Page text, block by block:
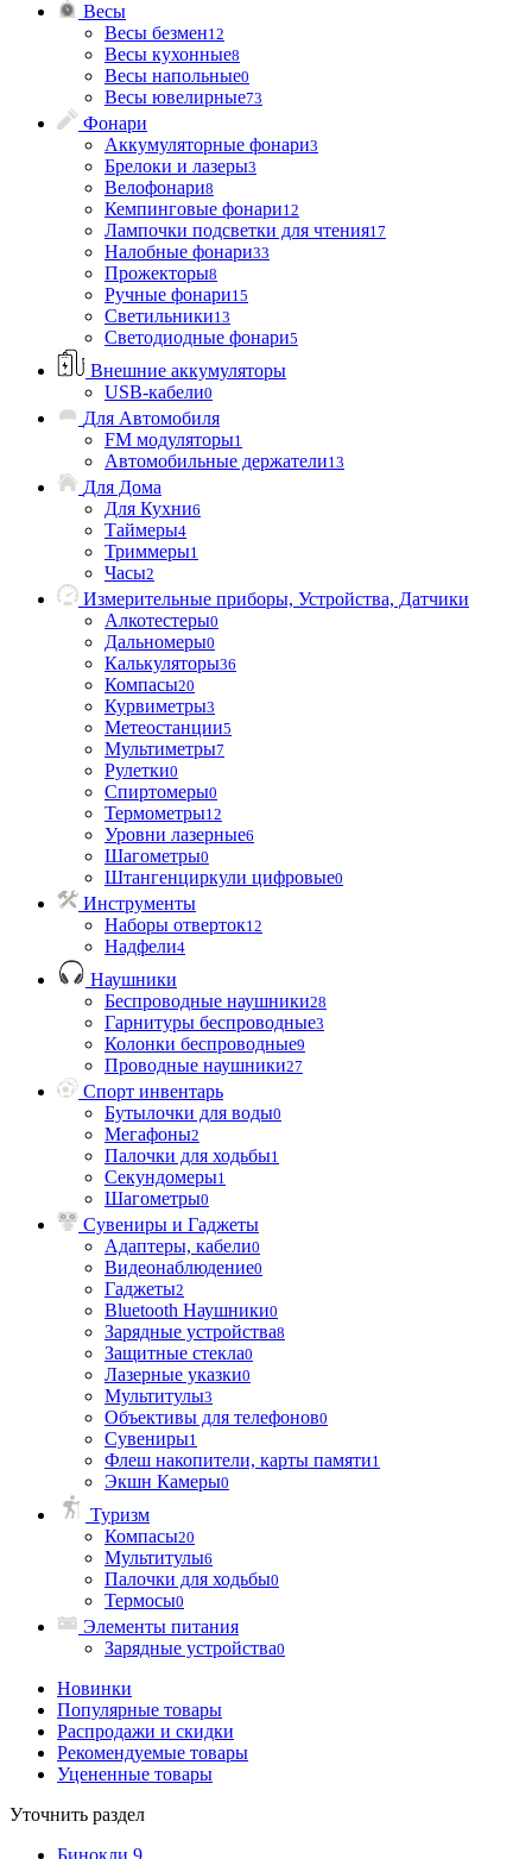
Весы
Весы безмен12
Весы кухонные8
Весы напольные0
Весы ювелирные73
Фонари
Аккумуляторные фонари3
Брелоки и лазеры3
Велофонари8
Кемпинговые фонари12
Лампочки подсветки для чтения17
Налобные фонари33
Прожекторы8
Ручные фонари15
Светильники13
Светодиодные фонари5
Внешние аккумуляторы
USB-кабели0
Для Автомобиля
FM модуляторы1
Автомобильные держатели13
Для Дома
Для Кухни6
Таймеры4
Триммеры1
Часы2
Измерительные приборы, Устройства, Датчики
Алкотестеры0
Дальномеры0
Калькуляторы36
Компасы20
Курвиметры3
Метеостанции5
Мультиметры7
Рулетки0
Спиртомеры0
Термометры12
Уровни лазерные6
Шагометры0
Штангенциркули цифровые0
Инструменты
Наборы отверток12
Надфели4
Наушники
Беспроводные наушники28
Гарнитуры беспроводные3
Колонки беспроводные9
Проводные наушники27
Спорт инвентарь
Бутылочки для воды0
Мегафоны2
Палочки для ходьбы1
Секундомеры1
Шагометры0
Сувениры и Гаджеты
Адаптеры, кабели0
Видеонаблюдение0
Гаджеты2
Bluetooth Наушники0
Зарядные устройства8
Защитные стекла0
Лазерные указки0
Мультитулы3
Объективы для телефонов0
Сувениры1
Флеш накопители, карты памяти1
Экшн Камеры0
Туризм
Компасы20
Мультитулы6
Палочки для ходьбы0
Термосы0
Элементы питания
Зарядные устройства0
Новинки
Популярные товары
Распродажи и скидки
Рекомендуемые товары
Уцененные товары
Уточнить раздел
Бинокли 9